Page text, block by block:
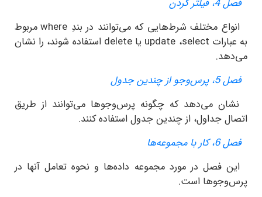
مختلف شرط‌هایی که می‌توانند در بندِwhereمربوط
select،update یاdeleteاستفاده شوند، را نشان
می‌دهد که چگونه پرس‌وجوها می‌توانند از طریق
جداول، از چندین جدول استفاده کنند.
در مورد مجموعه داده‌ها و نحوه تعامل آنها در
است.